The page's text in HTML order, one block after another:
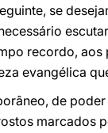
se
recordo,
evangélica
de
marcados